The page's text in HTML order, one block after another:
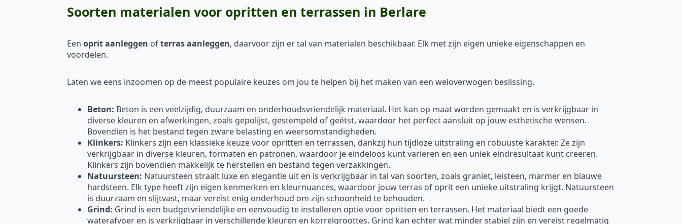
Soorten materialen voor opritten en terrassen in Berlare
Een oprit aanleggen ofterras aanleggen, daarvoor zijn er tal van materialen beschikbaar. Elk met zijn eigen unieke eigenschappen en
voordelen.
Laten we eens inzoomen op de meest populaire keuzes om jou te helpen bij het maken van een weloverwogen beslissing.
Beton: Beton is een veelzijdig, duurzaam en onderhoudsvriendelijk materiaal. Het kan op maat worden gemaakt en is verkrijgbaar in
diverse kleuren en afwerkingen, zoals gepolijst, gestempeld of geëtst, waardoor het perfect aansluit op jouw esthetische wensen.
Bovendien is het bestand tegen zware belasting en weersomstandigheden.
Klinkers: Klinkers zijn een klassieke keuze voor opritten en terrassen, dankzij hun tijdloze uitstraling en robuuste karakter. Ze zijn
verkrijgbaar in diverse kleuren, formaten en patronen, waardoor je eindeloos kunt variëren en een uniek eindresultaat kunt creëren.
Klinkers zijn bovendien makkelijk te herstellen en bestand tegen verzakkingen.
Natuursteen: Natuursteen straalt luxe en elegantie uit en is verkrijgbaar in tal van soorten, zoals graniet, leisteen, marmer en blauwe
hardsteen. Elk type heeft zijn eigen kenmerken en kleurnuances, waardoor jouw terras of oprit een unieke uitstraling krijgt. Natuursteen
is duurzaam en slijtvast, maar vereist enig onderhoud om zijn schoonheid te behouden.
Grind: Grind is een budgetvriendelijke en eenvoudig te installeren optie voor opritten en terrassen. Het materiaal biedt een goede
waterafvoer en is verkrijgbaar in verschillende kleuren en korrelgroottes. Grind kan echter wat minder stabiel zijn en vereist regelmatig